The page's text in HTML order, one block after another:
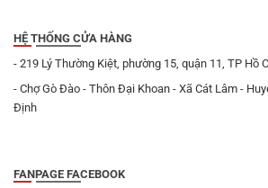
HỆ THỐNG CỬA HÀNG
- 219 Lý Thường Kiệt, phường 15, quận 11, TP Hồ
- Chợ Gò Đào - Thôn Đại Khoan - Xã Cát Lâm -
Định
FANPAGE FACEBOOK